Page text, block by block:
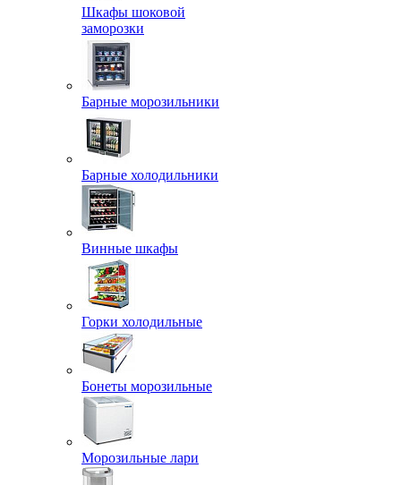
Шкафы шоковой
заморозки
Барные морозильники
Барные холодильники
Винные шкафы
Горки холодильные
Бонеты морозильные
Морозильные лари